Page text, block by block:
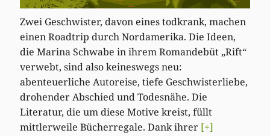
Zwei Geschwister, davon eines todkrank, machen
einen Roadtrip durch Nordamerika. Die Ideen,
die Marina Schwabe in ihrem Romandebüt „Rift“
verwebt, sind also keineswegs neu:
abenteuerliche Autoreise, tiefe Geschwisterliebe,
drohender Abschied und Todesnähe. Die
Literatur, die um diese Motive kreist, füllt
mittlerweile Bücherregale. Dank ihrer [+]